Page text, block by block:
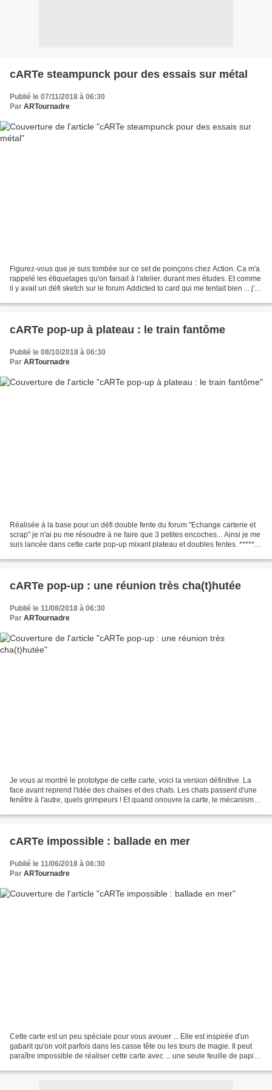
cARTe steampunck pour des essais sur métal
Publié le 07/11/2018 à 06:30
Par ARTournadre
Figurez-vous que je suis tombée sur ce set de poinçons chez Action. Ca m'a
rappelé les étiquetages qu'on faisait à l'atelier. durant mes études. Et comme
il y avait un défi sketch sur le forum Addicted to card qui me tentait bien ... j'ai
cARTe pop-up à plateau : le train fantôme
Publié le 08/10/2018 à 06:30
Par ARTournadre
Réalisée à la base pour un défi double fente du forum "Echange carterie et
scrap" je n'ai pu me résoudre à ne faire que 3 petites encoches... Ainsi je me
suis lancée dans cette carte pop-up mixant plateau et doubles fentes. ******
cARTe pop-up : une réunion très cha(t)hutée
Publié le 11/08/2018 à 06:30
Par ARTournadre
Je vous ai montré le prototype de cette carte, voici la version définitive. La
face avant reprend l'idée des chaises et des chats. Les chats passent d'une
fenêtre à l'autre, quels grimpeurs ! Et quand onouvre la carte, le mécanisme
cARTe impossible : ballade en mer
Publié le 11/06/2018 à 06:30
Par ARTournadre
Cette carte est un peu spéciale pour vous avouer ... Elle est inspirée d'un
gabarit qu'on voit parfois dans les casse tête ou les tours de magie. Il peut
paraître impossible de réaliser cette carte avec ... une seule feuille de papier.